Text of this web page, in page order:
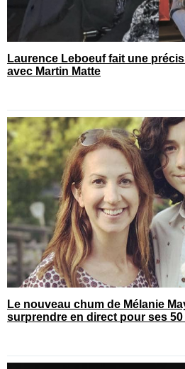
Laurence Leboeuf fait une
avec Martin Matte
Le nouveau chum de Mélanie
surprendre en direct pour ses 50